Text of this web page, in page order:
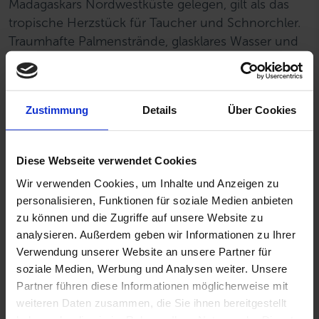
Zustimmung Details Über Cookies
Diese Webseite verwendet Cookies
Wir verwenden Cookies, um Inhalte und Anzeigen zu
personalisieren, Funktionen für soziale Medien anbieten
zu können und die Zugriffe auf unsere Website zu
analysieren. Außerdem geben wir Informationen zu Ihrer
Verwendung unserer Website an unsere Partner für
soziale Medien, Werbung und Analysen weiter. Unsere
Partner führen diese Informationen möglicherweise mit
weiteren Daten zusammen, die Sie ihnen bereitgestellt
Madagaskars Nordwestküste gelegen, gilt als das
tropische Herzstück für Taucher und Schnorchler.
Traumhafte Palmenstrände, glasklares Wasser und
der betörende Duft der Ylang-Ylang-Blüten sorgen
für echtes Südsee-Flair. In den richtigen
Buckelwale und beeindruckende Walhaie
beobachten – ein Erlebnis, das in Erinnerung
Neben entspannten Stunden an abgelegenen
Stränden locken Ausflüge ins Inselinnere, zum
Beispiel in den Lokobe-Nationalpark mit seiner
dichten, grünen Vegetation. Die artenreiche
Unterwasserwelt an intakten Korallenriffen macht
jeden Tauchgang zu einem farbenfrohen
Naturerlebnis.